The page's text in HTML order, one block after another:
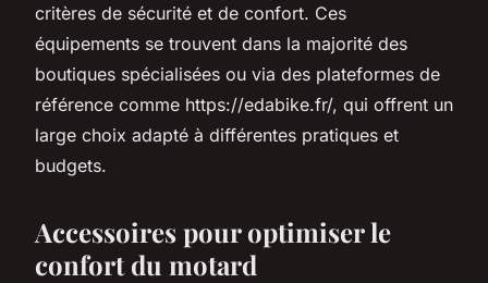
critères de sécurité et de confort. Ces
équipements se trouvent dans la majorité des
boutiques spécialisées ou via des plateformes de
référence comme https://edabike.fr/, qui offrent un
large choix adapté à différentes pratiques et
budgets.
Accessoires pour optimiser le
confort du motard